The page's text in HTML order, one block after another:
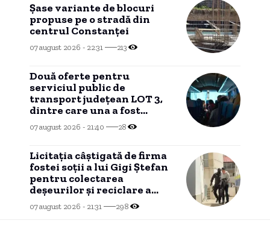
Șase variante de blocuri
propuse pe o stradă din
centrul Constanței
07 august 2026 - 22:31 213
Două oferte pentru
serviciul public de
transport județean LOT 3,
dintre care una a fost
declarată INADMISIBILĂ
07 august 2026 - 21:40 28
Licitația câștigată de firma
fostei soții a lui Gigi Ștefan
pentru colectarea
deșeurilor și reciclare a
ajuns în instanță
07 august 2026 - 21:31 298